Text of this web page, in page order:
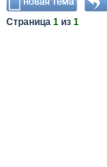
Страница 1 из 1